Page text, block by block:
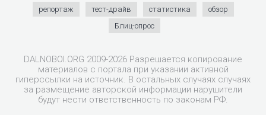
репортаж тест-драйв статистика
обзор
Блиц-опрос
DALNOBOI.ORG 2009-2026 Разрешается копирование
материалов с портала при указании активной
гиперссылки на источник. В остальных случаях случаях
за размещение авторской информации нарушители
будут нести ответственность по законам РФ.